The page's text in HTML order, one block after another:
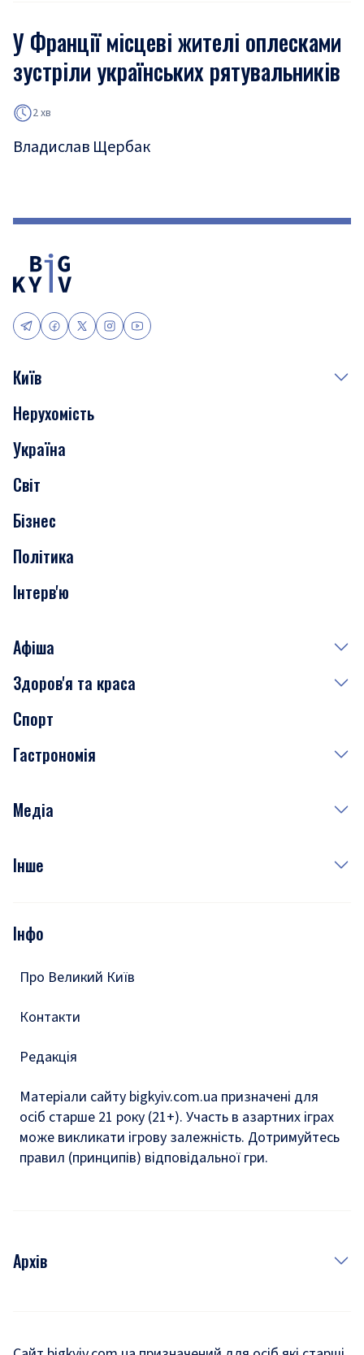
У Франції місцеві жителі оплесками
зустріли українських рятувальників
2 хв
Владислав Щербак
Київ
Події
Скандали
Нерухомість
Транспорт
Нерухомість
Україна
Світ
Бізнес
Політика
Інтерв'ю
Афіша
Сьогодні
Завтра
Субота
Здоров'я та краса
Медицина
Краса
Спорт
Гастрономія
Рецепти
Медіа
Фото
Подкасти
Інше
Тести
Інфо
Про Великий Київ
Контакти
Редакція
Матеріали сайту bigkyiv.com.ua призначені для
осіб старше 21 року (21+). Участь в азартних іграх
може викликати ігрову залежність. Дотримуйтесь
правил (принципів) відповідальної гри.
Архів